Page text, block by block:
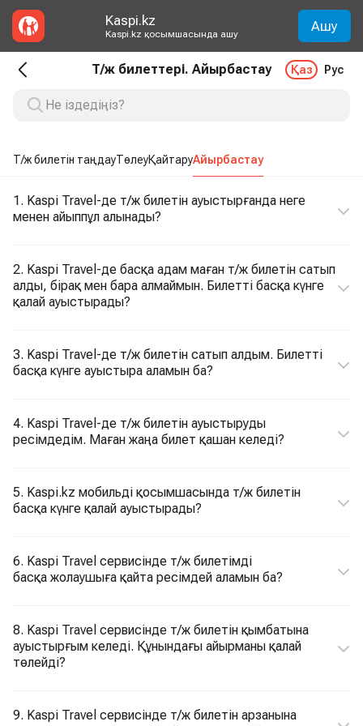
Kaspi.kz
Kaspi.kz қосымшасында ашу Ашу
Т/ж билеттері. Айырбастау Қаз Рус
Т/ж билетін таңдауТөлеуҚайтаруАйырбастау
1. Kaspi Travel-де т/ж билетін ауыстырғанда неге
менен айыппұл алынады?
2. Kaspi Travel-де басқа адам маған т/ж билетін сатып
алды, бірақ мен бара алмаймын. Билетті басқа күнге
қалай ауыстырады?
3. Kaspi Travel-де т/ж билетін сатып алдым. Билетті
басқа күнге ауыстыра аламын ба?
4. Kaspi Travel-де т/ж билетін ауыстыруды
ресімдедім. Маған жаңа билет қашан келеді?
5. Kaspi.kz мобильді қосымшасында т/ж билетін
басқа күнге қалай ауыстырады?
6. Kaspi Travel сервисінде т/ж билетімді
басқа жолаушыға қайта ресімдей аламын ба?
8. Kaspi Travel сервисінде т/ж билетін қымбатына
ауыстырғым келеді. Құнындағы айырманы қалай
төлейді?
9. Kaspi Travel сервисінде т/ж билетін арзанына